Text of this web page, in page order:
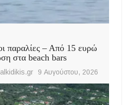
παραλίες – Από 15 ευρώ
στα beach bars
9 Αυγούστου, 2026